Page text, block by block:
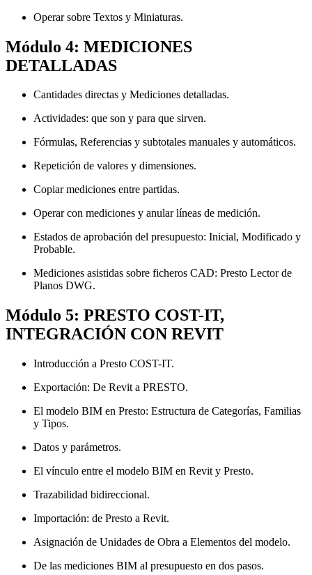
Operar sobre Textos y Miniaturas.
Módulo 4: MEDICIONES
DETALLADAS
Cantidades directas y Mediciones detalladas.
Actividades: que son y para que sirven.
Fórmulas, Referencias y subtotales manuales y automáticos.
Repetición de valores y dimensiones.
Copiar mediciones entre partidas.
Operar con mediciones y anular líneas de medición.
Estados de aprobación del presupuesto: Inicial, Modificado y
Probable.
Mediciones asistidas sobre ficheros CAD: Presto Lector de
Planos DWG.
Módulo 5: PRESTO COST-IT,
INTEGRACIÓN CON REVIT
Introducción a Presto COST-IT.
Exportación: De Revit a PRESTO.
El modelo BIM en Presto: Estructura de Categorías, Familias
y Tipos.
Datos y parámetros.
El vínculo entre el modelo BIM en Revit y Presto.
Trazabilidad bidireccional.
Importación: de Presto a Revit.
Asignación de Unidades de Obra a Elementos del modelo.
De las mediciones BIM al presupuesto en dos pasos.